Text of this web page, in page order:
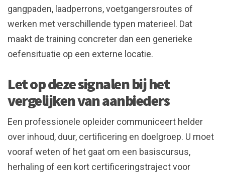
gangpaden, laadperrons, voetgangersroutes of
werken met verschillende typen materieel. Dat
maakt de training concreter dan een generieke
oefensituatie op een externe locatie.
Let op deze signalen bij het
vergelijken van aanbieders
Een professionele opleider communiceert helder
over inhoud, duur, certificering en doelgroep. U moet
vooraf weten of het gaat om een basiscursus,
herhaling of een kort certificeringstraject voor